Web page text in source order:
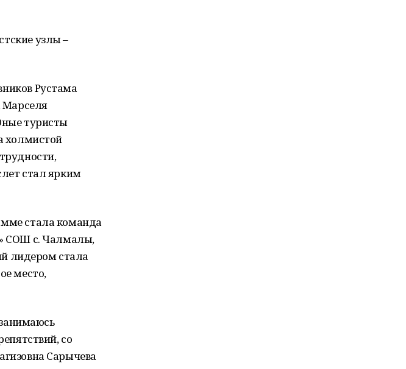
узлы –
Рустама
Марселя
туристы
холмистой
стал ярким
стала команда
СОШ с. Чалмалы,
лидером стала
место,
со
Сарычева